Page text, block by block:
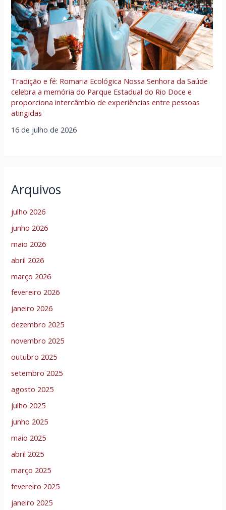
Tradição e fé: Romaria Ecológica Nossa Senhora da Saúde
celebra a memória do Parque Estadual do Rio Doce e
proporciona intercâmbio de experiências entre pessoas
atingidas
16 de julho de 2026
Arquivos
julho 2026
junho 2026
maio 2026
abril 2026
março 2026
fevereiro 2026
janeiro 2026
dezembro 2025
novembro 2025
outubro 2025
setembro 2025
agosto 2025
julho 2025
junho 2025
maio 2025
abril 2025
março 2025
fevereiro 2025
janeiro 2025